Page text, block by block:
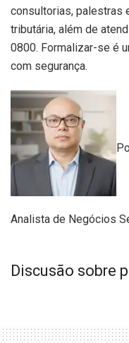
consultorias, palestras
tributária, além de
0800. Formalizar-se é
com segurança.
Analista de Negócios
Discusão sobre